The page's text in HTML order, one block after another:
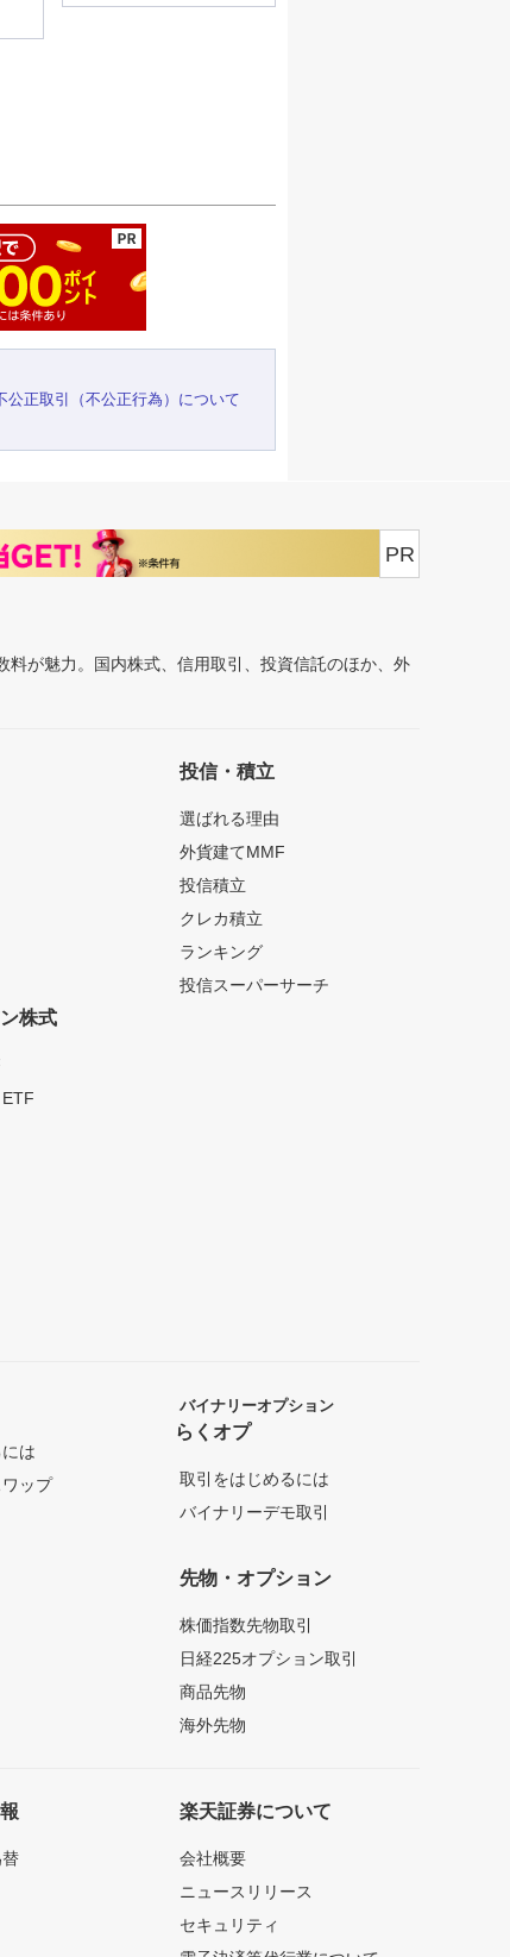
公正取引（不公正行為）について
PR
が魅力。国内株式、信用取引、投資信託のほか、外
株式
投信・積立
選ばれる理由
外貨建てMMF
投信積立
クレカ積立
ランキング
投信スーパーサーチ
は
ップ
バイナリーオプション
らくオプ
取引をはじめるには
バイナリーデモ取引
先物・オプション
株価指数先物取引
日経225オプション取引
商品先物
海外先物
楽天証券について
会社概要
ニュースリリース
セキュリティ